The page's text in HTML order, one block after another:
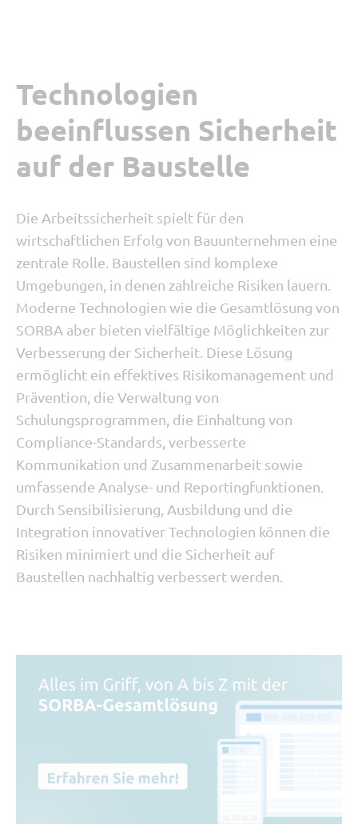
Technologien
beeinflussen Sicherheit
auf der Baustelle
Die Arbeitssicherheit spielt für den
wirtschaftlichen Erfolg von Bauunternehmen eine
zentrale Rolle. Baustellen sind komplexe
Umgebungen, in denen zahlreiche Risiken lauern.
Moderne Technologien wie die Gesamtlösung von
SORBA aber bieten vielfältige Möglichkeiten zur
Verbesserung der Sicherheit. Diese Lösung
ermöglicht ein effektives Risikomanagement und
Prävention, die Verwaltung von
Schulungsprogrammen, die Einhaltung von
Compliance-Standards, verbesserte
Kommunikation und Zusammenarbeit sowie
umfassende Analyse- und Reportingfunktionen.
Durch Sensibilisierung, Ausbildung und die
Integration innovativer Technologien können die
Risiken minimiert und die Sicherheit auf
Baustellen nachhaltig verbessert werden.